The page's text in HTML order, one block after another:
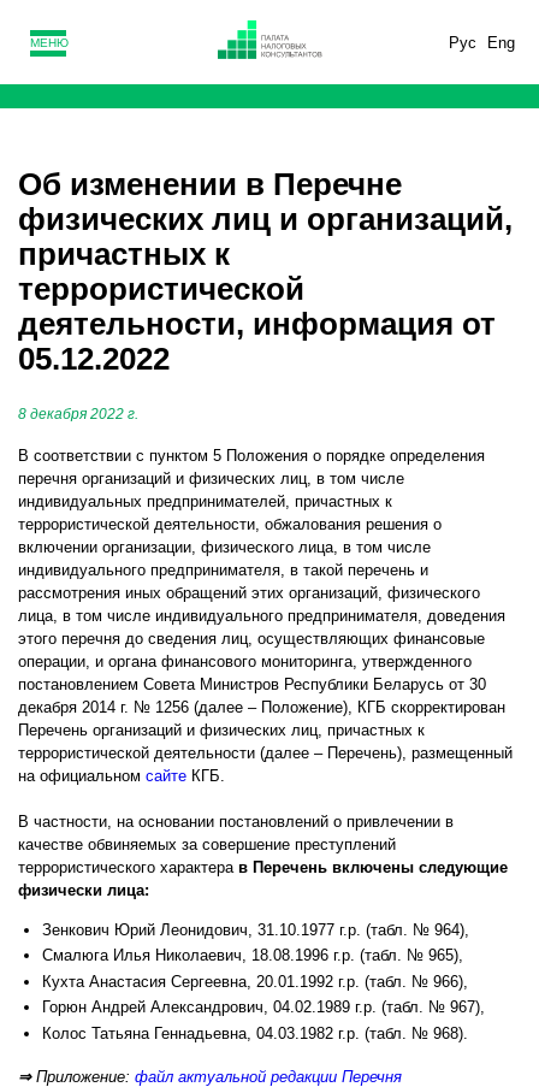
Рус Eng
МЕНЮ
Об изменении в Перечне
физических лиц и организаций,
причастных к
террористической
деятельности, информация от
05.12.2022
8 декабря 2022 г.
В соответствии с пунктом 5 Положения о порядке определения
перечня организаций и физических лиц, в том числе
индивидуальных предпринимателей, причастных к
террористической деятельности, обжалования решения о
включении организации, физического лица, в том числе
индивидуального предпринимателя, в такой перечень и
рассмотрения иных обращений этих организаций, физического
лица, в том числе индивидуального предпринимателя, доведения
этого перечня до сведения лиц, осуществляющих финансовые
операции, и органа финансового мониторинга, утвержденного
постановлением Совета Министров Республики Беларусь от 30
декабря 2014 г. № 1256 (далее – Положение), КГБ скорректирован
Перечень организаций и физических лиц, причастных к
террористической деятельности (далее – Перечень), размещенный
на официальном сайте КГБ.
В частности, на основании постановлений о привлечении в
качестве обвиняемых за совершение преступлений
террористического характера в Перечень включены следующие
физически лица:
Зенкович Юрий Леонидович, 31.10.1977 г.р. (табл. № 964),
Смалюга Илья Николаевич, 18.08.1996 г.р. (табл. № 965),
Кухта Анастасия Сергеевна, 20.01.1992 г.р. (табл. № 966),
Горюн Андрей Александрович, 04.02.1989 г.р. (табл. № 967),
Колос Татьяна Геннадьевна, 04.03.1982 г.р. (табл. № 968).
⇒ Приложение: файл актуальной редакции Перечня